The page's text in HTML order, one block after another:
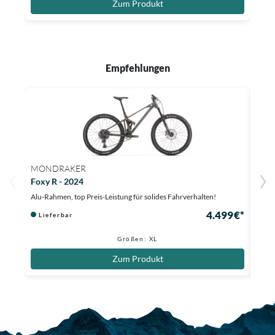
Zum Produkt
Empfehlungen
MONDRAKER
Foxy R - 2024
Alu-Rahmen, top Preis-Leistung für solides Fahrverhalten!
Lieferbar 4.499 €*
Größen: XL
Zum Produkt